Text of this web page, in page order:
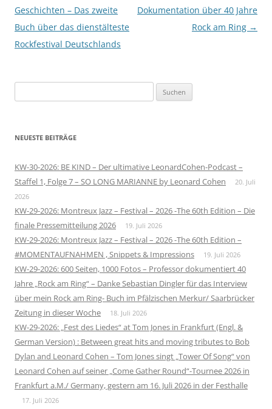
Geschichten – Das zweite
Buch über das dienstälteste
Rockfestival Deutschlands
Dokumentation über 40 Jahre
Rock am Ring →
nach:
NEUESTE BEITRÄGE
KW-30-2026: BE KIND – Der ultimative LeonardCohen-Podcast –
Staffel 1, Folge 7 – SO LONG MARIANNE by Leonard Cohen
20. Juli
2026
KW-29-2026: Montreux Jazz – Festival – 2026 -The 60th Edition – Die
finale Pressemitteilung 2026
19. Juli 2026
KW-29-2026: Montreux Jazz – Festival – 2026 -The 60th Edition –
#MOMENTAUFNAHMEN , Snippets & Impressions
19. Juli 2026
KW-29-2026: 600 Seiten, 1000 Fotos – Professor dokumentiert 40
Jahre „Rock am Ring“ – Danke Sebastian Dingler für das Interview
über mein Rock am Ring- Buch im Pfälzischen Merkur/ Saarbrücker
Zeitung in dieser Woche
18. Juli 2026
KW-29-2026: „Fest des Liedes“ at Tom Jones in Frankfurt (Engl. &
German Version) : Between great hits and moving tributes to Bob
Dylan and Leonard Cohen – Tom Jones singt „Tower Of Song“ von
Leonard Cohen auf seiner „Come Gather Round“-Tournee 2026 in
Frankfurt a.M./ Germany, gestern am 16. Juli 2026 in der Festhalle
17. Juli 2026